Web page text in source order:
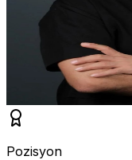
Pozisyon